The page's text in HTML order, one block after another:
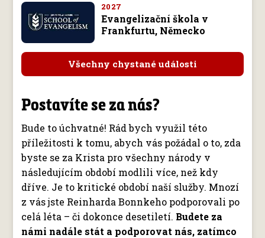
2027
Evangelizační škola v
Frankfurtu, Německo
Všechny chystané události
Postavíte se za nás?
Bude to úchvatné! Rád bych využil této
příležitosti k tomu, abych vás požádal o to, zda
byste se za Krista pro všechny národy v
následujícím období modlili více, než kdy
dříve. Je to kritické období naší služby. Mnozí
z vás jste Reinharda Bonnkeho podporovali po
celá léta – či dokonce desetiletí. Budete za
námi nadále stát a podporovat nás, zatímco